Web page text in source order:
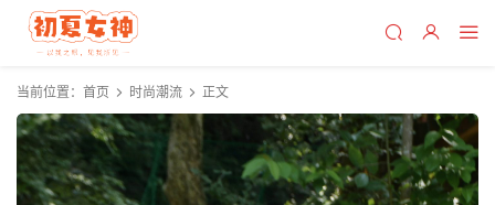
当前位置： 首页 时尚潮流 正文